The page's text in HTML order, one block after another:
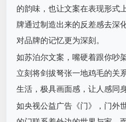
的韵味，也让文案在表现形式
牌通过制造出来的反差感去深
对品牌的记忆更为深刻。
如苏泊尔文案，嘴硬着跟你吵
立刻将剑拔弩张一地鸡毛的关
生活，极具画面感，让人感同
如央视公益广告《门》，门外